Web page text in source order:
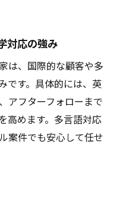
対応の強み
は、国際的な顧客や多
です。具体的には、英
アフターフォローまで
高めます。多言語対応
案件でも安心して任せ